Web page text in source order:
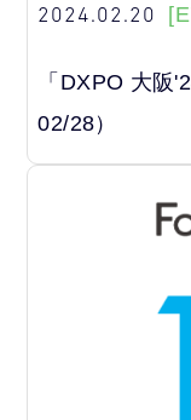
2024.02.20
「DXPO 大阪
02/28）